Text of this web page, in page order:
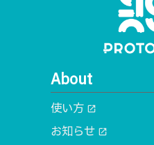
About
使い方 open_in_new
お知らせ open_in_new